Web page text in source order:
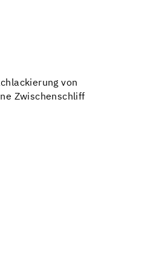
von
Zwischenschliff